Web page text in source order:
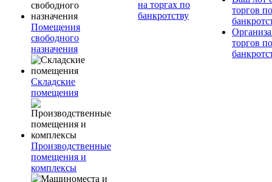
Помещения
свободного
назначения
Складские
помещения
Производственные
помещения и
комплексы
на торгах по
банкротству
торгов по
торгов по